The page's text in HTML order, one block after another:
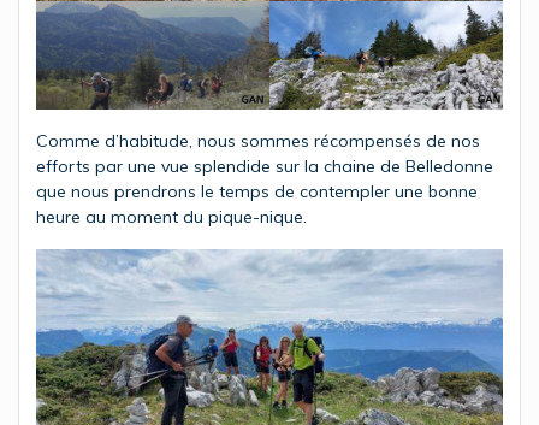
Comme d’habitude, nous sommes récompensés de nos
efforts par une vue splendide sur la chaine de Belledonne
que nous prendrons le temps de contempler une bonne
heure au moment du pique-nique.